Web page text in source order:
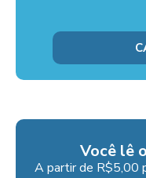
Você lê
A partir de R$5,00